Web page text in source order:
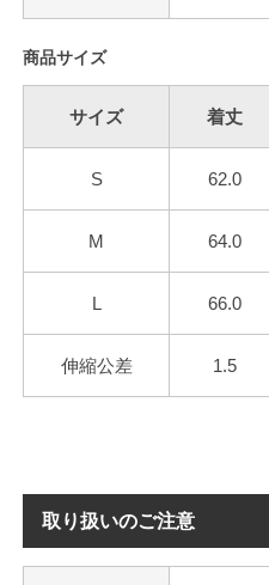
商品サイズ
サイズ 着丈
S 62.0
M 64.0
L 66.0
伸縮公差 1.5
取り扱いのご注意